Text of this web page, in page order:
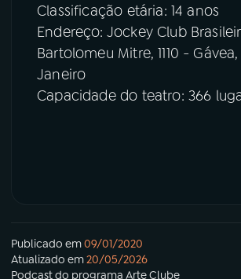
Classificação etária: 14 anos
Endereço: Jockey Club
Bartolomeu Mitre, 1110 -
Janeiro
Capacidade do teatro: 366
Publicado em09/01/2020
Atualizado em20/05/2026
Podcastdo programa Arte Clube